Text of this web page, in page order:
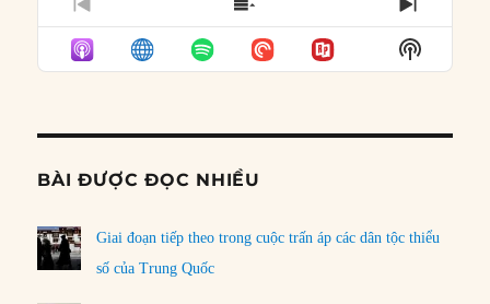
PREVIOUS
EPISODE
SHOW
EPISODES
LIST
NEXT
Show
Podcast
BÀI ĐƯỢC ĐỌC NHIỀU
Giai đoạn tiếp theo trong cuộc trấn áp các dân tộc thiểu
số của Trung Quốc